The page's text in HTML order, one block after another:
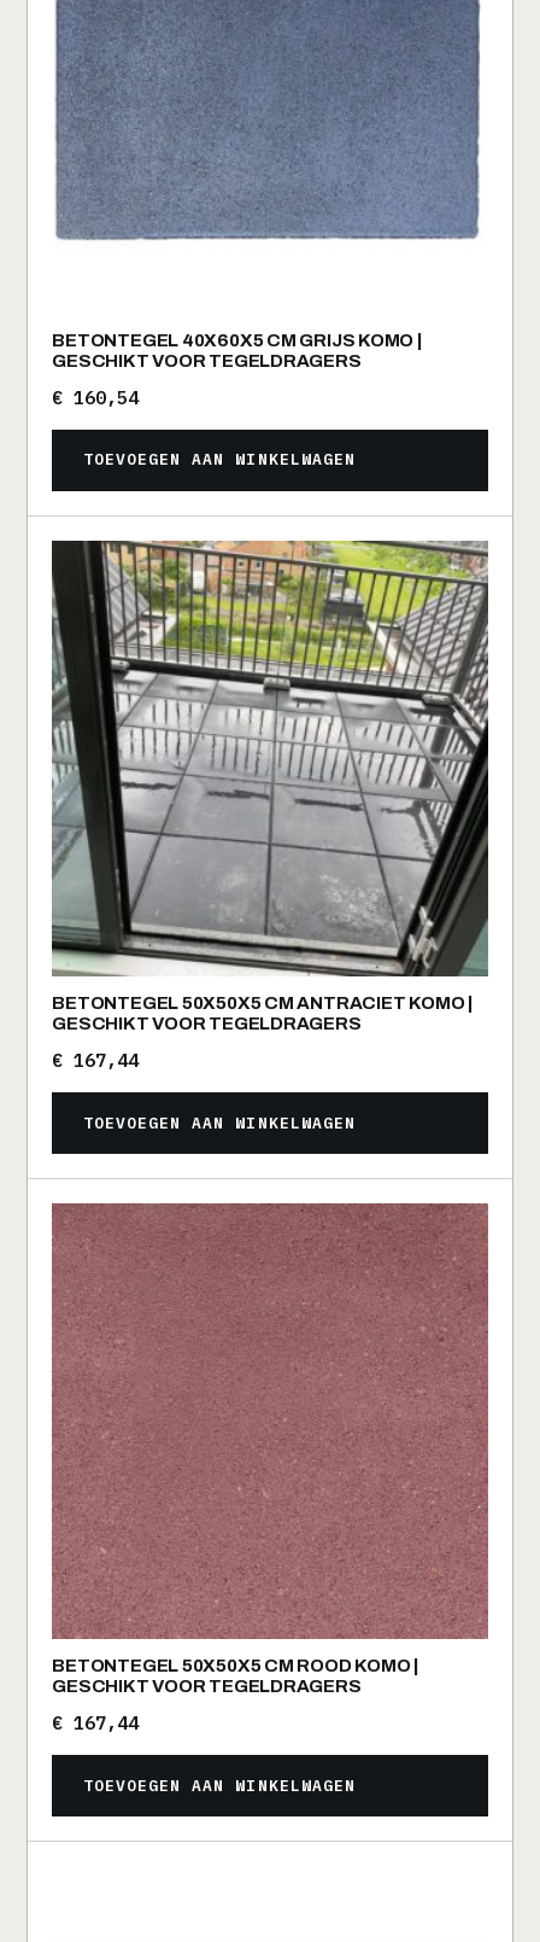
BETONTEGEL 40X60X5 CM GRIJS KOMO |
GESCHIKT VOOR TEGELDRAGERS
€ 160,54
TOEVOEGEN AAN WINKELWAGEN
BETONTEGEL 50X50X5 CM ANTRACIET KOMO |
GESCHIKT VOOR TEGELDRAGERS
€ 167,44
TOEVOEGEN AAN WINKELWAGEN
BETONTEGEL 50X50X5 CM ROOD KOMO |
GESCHIKT VOOR TEGELDRAGERS
€ 167,44
TOEVOEGEN AAN WINKELWAGEN